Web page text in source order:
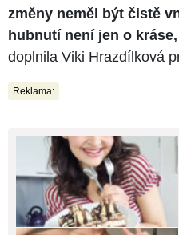
změny neměl být čistě
hubnutí není jen o
doplnila Viki Hrazdílková
Reklama: